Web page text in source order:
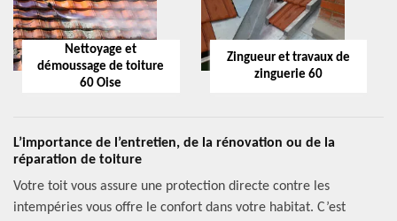
Nettoyage et
démoussage de toiture
60 Oise
Zingueur et travaux de
zinguerie 60
L’importance de l’entretien, de la rénovation ou de la
réparation de toiture
Votre toit vous assure une protection directe contre les
intempéries vous offre le confort dans votre habitat. C’est